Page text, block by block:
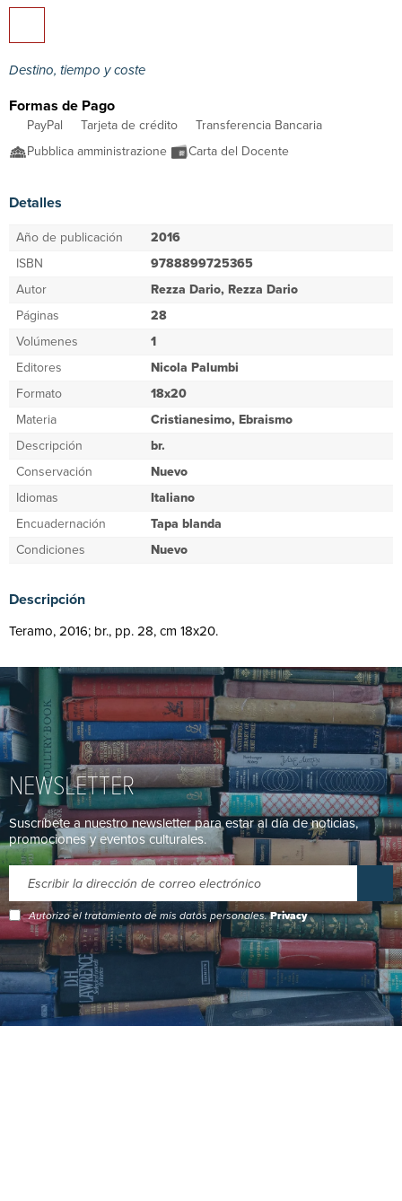
Destino, tiempo y coste
Formas de Pago
PayPal Tarjeta de crédito
Transferencia Bancaria
Pubblica amministrazione
Carta del Docente
Detalles
Año de publicación
2016
ISBN
9788899725365
Autor
Rezza Dario, Rezza Dario
Páginas
28
Volúmenes
1
Editores
Nicola Palumbi
Formato
18x20
Materia
Cristianesimo, Ebraismo
Descripción
br.
Conservación
Nuevo
Idiomas
Italiano
Encuadernación
Tapa blanda
Condiciones
Nuevo
Descripción
Teramo, 2016; br., pp. 28, cm 18x20.
NEWSLETTER
Suscríbete a nuestro newsletter para estar al día de noticias,
promociones y eventos culturales.
Autorizo el tratamiento de mis datos personales.Privacy